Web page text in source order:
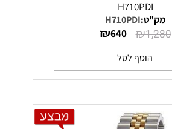
H710PDI
מק"ט:H710PDI
₪1,280
₪640
הוסף לסל